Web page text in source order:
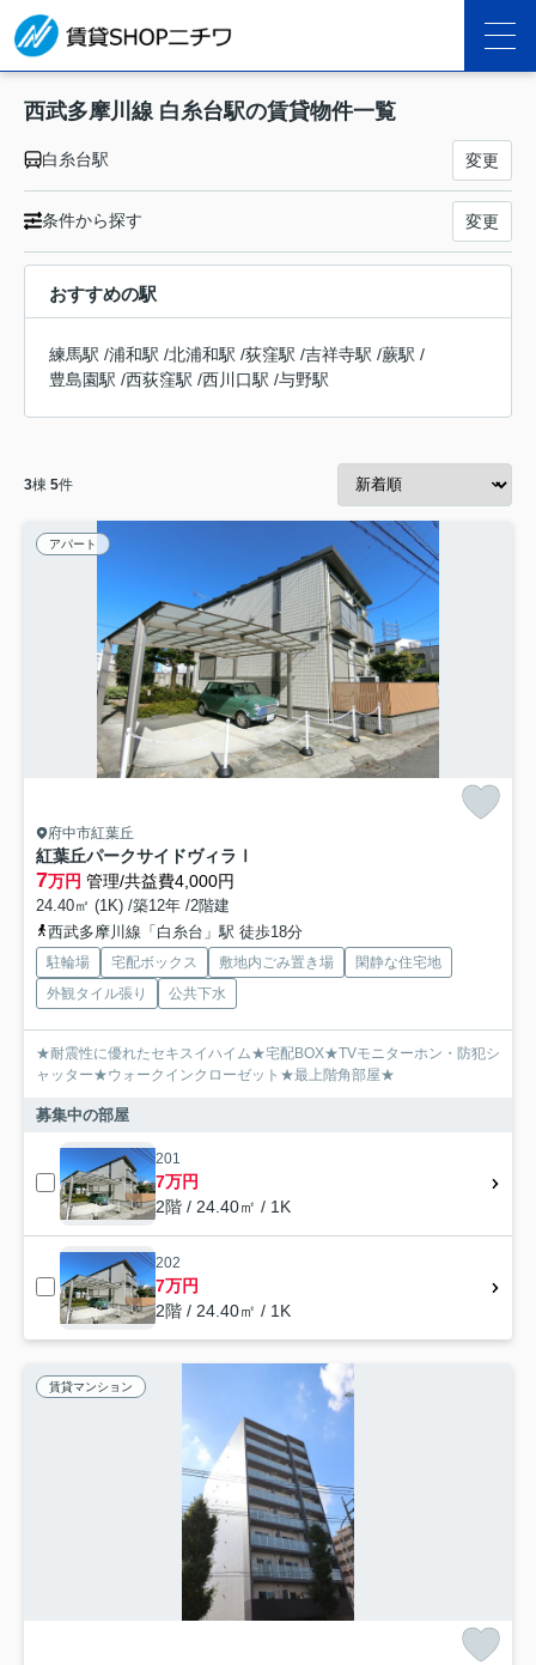
西武多摩川線 白糸台駅の賃貸物件一覧
白糸台駅 変更
条件から探す 変更
おすすめの駅
練馬駅 /浦和駅 /北浦和駅 /荻窪駅 /吉祥寺駅 /蕨駅 /
豊島園駅 /西荻窪駅 /西川口駅 /与野駅
3棟 5件
アパート
府中市紅葉丘
紅葉丘パークサイドヴィラⅠ
7万円 管理/共益費4,000円
24.40㎡ (1K) /築12年 /2階建
西武多摩川線「白糸台」駅 徒歩18分
駐輪場 宅配ボックス 敷地内ごみ置き場
閑静な住宅地
外観タイル張り
公共下水
★耐震性に優れたセキスイハイム★宅配BOX★TVモニターホン・防犯シ
ャッター★ウォークインクローゼット★最上階角部屋★
募集中の部屋
201
7万円
2階 / 24.40㎡ / 1K
202
7万円
2階 / 24.40㎡ / 1K
賃貸マンション